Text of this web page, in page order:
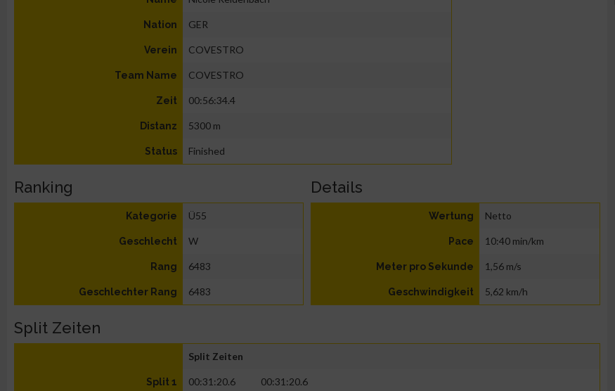
Nation GER
Verein COVESTRO
Team Name COVESTRO
Zeit 00:56:34.4
Distanz 5300 m
Status Finished
Ranking
Kategorie Ü55
Geschlecht W
Rang 6483
Geschlechter Rang 6483
Details
Wertung Netto
Pace 10:40 min/km
Meter pro Sekunde 1,56 m/s
Geschwindigkeit 5,62 km/h
Split Zeiten
Split Zeiten
Split 1 00:31:20.6 00:31:20.6